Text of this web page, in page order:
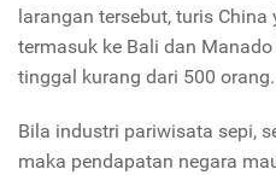
larangan tersebut, turis
termasuk ke Bali dan
tinggal kurang dari 500 orang.
Bila industri pariwisata sepi,
maka pendapatan negara